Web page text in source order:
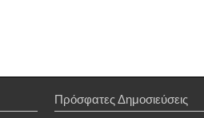
Πρόσφατες Δημοσιεύσεις